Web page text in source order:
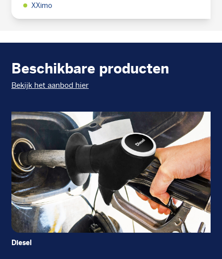
XXimo
Beschikbare producten
Bekijk het aanbod hier
Diesel